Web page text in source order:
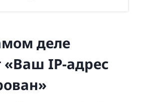
деле
«Ваш IP-адрес